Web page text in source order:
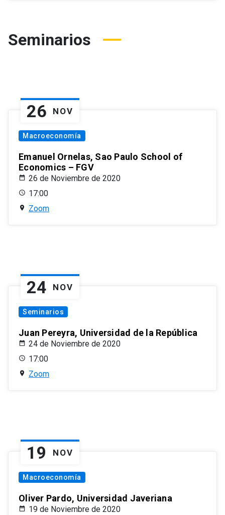
Seminarios
26 NOV
Macroeconomía
Emanuel Ornelas, Sao Paulo School of
Economics – FGV
26 de Noviembre de 2020
17:00
Zoom
24 NOV
Seminarios
Juan Pereyra, Universidad de la República
24 de Noviembre de 2020
17:00
Zoom
19 NOV
Macroeconomía
Oliver Pardo, Universidad Javeriana
19 de Noviembre de 2020